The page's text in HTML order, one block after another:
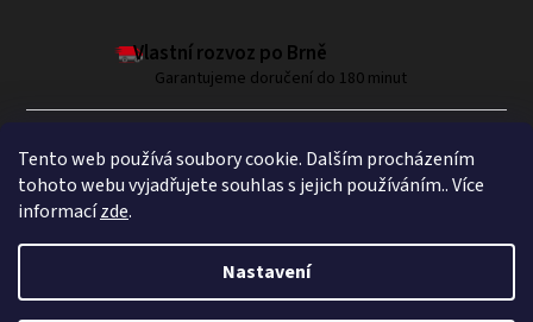
Tento web používá soubory cookie. Dalším procházením
tohoto webu vyjadřujete souhlas s jejich používáním.. Více
informacízde.
Nastavení
Vlastní rozvoz po Brně
Garantujeme doručení do 180 minut
Copyright 2026Brumla.com. Všechna práva vyhrazena.